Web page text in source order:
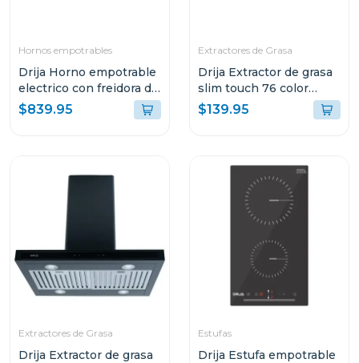
Hornos empotrables
Drija Horno empotrable
electrico con freidora de
aire de 105l america90
$839.95
Extractores de Grasa
Drija Extractor de grasa
slim touch 76 color
negro
$139.95
Extractores de Grasa
Drija Extractor de grasa
Estufas
Drija Estufa empotrable